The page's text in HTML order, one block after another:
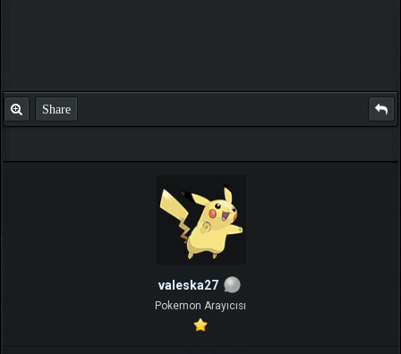
Share
valeska27
Pokemon Arayıcısı